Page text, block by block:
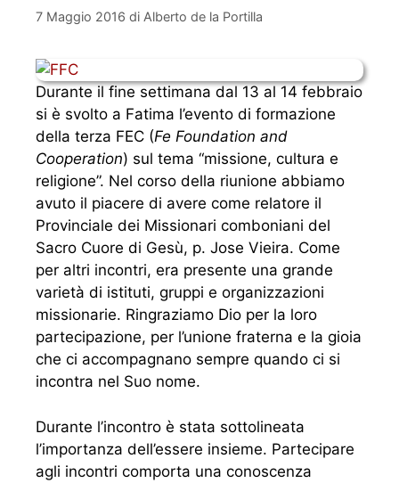
7 Maggio 2016 di Alberto de la Portilla
Durante il fine settimana dal 13 al 14 febbraio
si è svolto a Fatima l’evento di formazione
della terza FEC (Fe Foundation and
Cooperation) sul tema “missione, cultura e
religione”. Nel corso della riunione abbiamo
avuto il piacere di avere come relatore il
Provinciale dei Missionari comboniani del
Sacro Cuore di Gesù, p. Jose Vieira. Come
per altri incontri, era presente una grande
varietà di istituti, gruppi e organizzazioni
missionarie. Ringraziamo Dio per la loro
partecipazione, per l’unione fraterna e la gioia
che ci accompagnano sempre quando ci si
incontra nel Suo nome.
Durante l’incontro è stata sottolineata
l’importanza dell’essere insieme. Partecipare
agli incontri comporta una conoscenza